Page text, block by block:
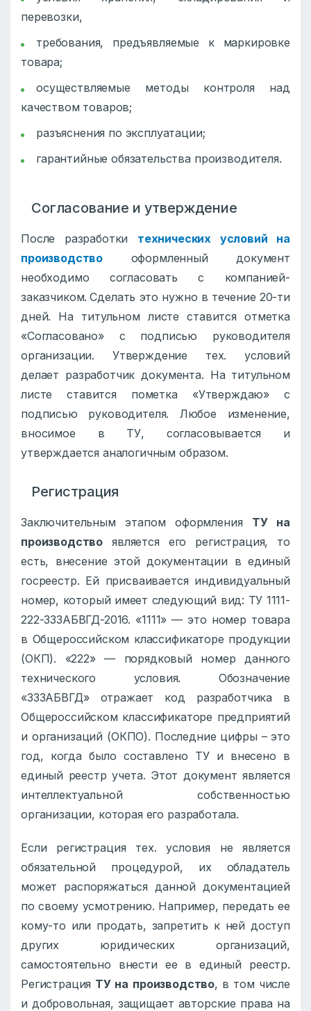
перевозки,
требования, предъявляемые к маркировке
товара;
осуществляемые методы контроля над
качеством товаров;
разъяснения по эксплуатации;
гарантийные обязательства производителя.
Согласование и утверждение
После разработки технических условий на
производство оформленный документ
необходимо согласовать с компанией-
заказчиком. Сделать это нужно в течение 20-ти
дней. На титульном листе ставится отметка
«Согласовано» с подписью руководителя
организации. Утверждение тех. условий
делает разработчик документа. На титульном
листе ставится пометка «Утверждаю» с
подписью руководителя. Любое изменение,
вносимое в ТУ, согласовывается и
утверждается аналогичным образом.
Регистрация
Заключительным этапом оформления ТУ на
производство является его регистрация, то
есть, внесение этой документации в единый
госреестр. Ей присваивается индивидуальный
номер, который имеет следующий вид: ТУ 1111-
222-333АБВГД-2016. «1111» — это номер товара
в Общероссийском классификаторе продукции
(ОКП). «222» — порядковый номер данного
технического условия. Обозначение
«333АБВГД» отражает код разработчика в
Общероссийском классификаторе предприятий
и организаций (ОКПО). Последние цифры – это
год, когда было составлено ТУ и внесено в
единый реестр учета. Этот документ является
интеллектуальной собственностью
организации, которая его разработала.
Если регистрация тех. условия не является
обязательной процедурой, их обладатель
может распоряжаться данной документацией
по своему усмотрению. Например, передать ее
кому-то или продать, запретить к ней доступ
других юридических организаций,
самостоятельно внести ее в единый реестр.
Регистрация ТУ на производство, в том числе
и добровольная, защищает авторские права на